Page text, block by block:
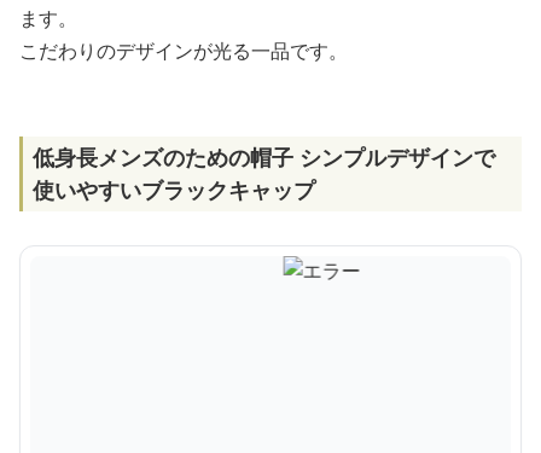
ます。
こだわりのデザインが光る一品です。
低身長メンズのための帽子 シンプルデザインで
使いやすいブラックキャップ